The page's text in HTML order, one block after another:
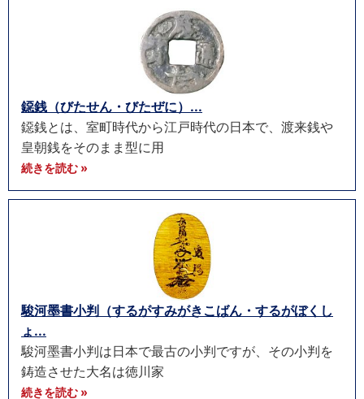
鐚銭（びたせん・びたぜに）...
鐚銭とは、室町時代から江戸時代の日本で、渡来銭や
皇朝銭をそのまま型に用
続きを読む »
駿河墨書小判（するがすみがきこばん・するがぼくし
ょ...
駿河墨書小判は日本で最古の小判ですが、その小判を
鋳造させた大名は徳川家
続きを読む »